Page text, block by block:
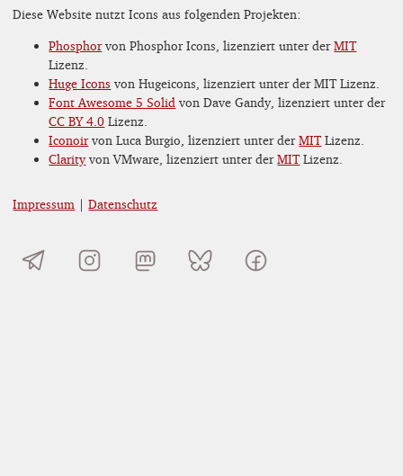
Diese Website nutzt Icons aus folgenden Projekten:
Phosphorvon Phosphor Icons, lizenziert unter derMIT
Lizenz.
Huge Icons von Hugeicons, lizenziert unter der MIT Lizenz.
Font Awesome 5 Solid von Dave Gandy, lizenziert unter der
CC BY 4.0 Lizenz.
Iconoirvon Luca Burgio, lizenziert unter derMITLizenz.
Clarityvon VMware, lizenziert unter derMITLizenz.
Impressum |Datenschutz